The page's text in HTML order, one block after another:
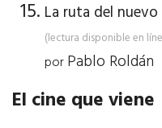
La ruta del
(lectura disponible en
porPablo Roldán
El cine que viene